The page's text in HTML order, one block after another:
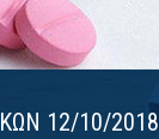
12/10/2018